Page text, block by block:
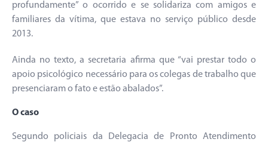
profundamente” o ocorrido e se solidariza com amigos e
familiares da vítima, que estava no serviço público desde
2013.
Ainda no texto, a secretaria afirma que “vai prestar todo o
apoio psicológico necessário para os colegas de trabalho que
presenciaram o fato e estão abalados”.
O caso
Segundo policiais da Delegacia de Pronto Atendimento